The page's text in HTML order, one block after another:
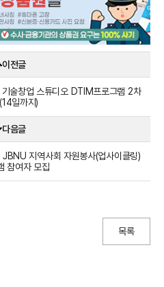
이전글
술창업 스튜디오 DTIM프로그램 2차
일까지)
다음글
지역사회 자원봉사(업사이클링)
참여자 모집
목록